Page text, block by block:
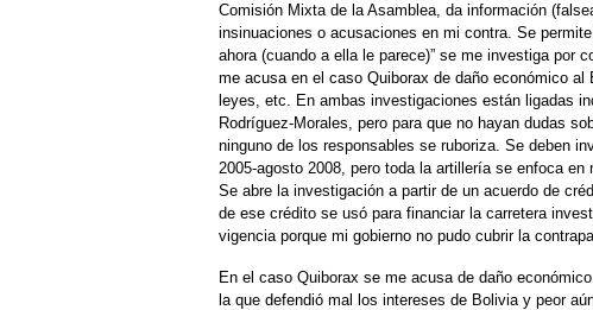
Comisión Mixta de la Asamblea, da información
insinuaciones o acusaciones en mi contra. Se
ahora (cuando a ella le parece)” se me investiga por
me acusa en el caso Quiborax de daño económico
leyes, etc. En ambas investigaciones están ligadas
Rodríguez-Morales, pero para que no hayan dudas
ninguno de los responsables se ruboriza. Se deben
2005-agosto 2008, pero toda la artillería se enfoca
Se abre la investigación a partir de un acuerdo de
de ese crédito se usó para financiar la carretera
vigencia porque mi gobierno no pudo cubrir la
En el caso Quiborax se me acusa de daño
la que defendió mal los intereses de Bolivia y peor